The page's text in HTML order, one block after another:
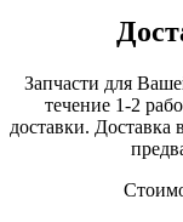
Запчасти для
течение 1-2
доставки.